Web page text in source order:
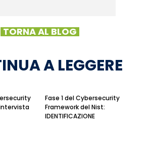
TORNA AL BLOG
A LEGGERE
Fase 1 del Cybersecurity
Framework del Nist:
IDENTIFICAZIONE